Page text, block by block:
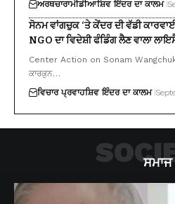
ਅਰਥਚਾਰਾਮੀਡੀਆਸ਼ਿਵ ਇੰਦਰ ਦਾ ਕਾਲਮ
ਸੋਨਮ ਵਾਂਗਚੁਕ ‘ਤੇ ਕੇਂਦਰ ਦੀ ਵੱਡੀ
NGO ਦਾ ਵਿਦੇਸ਼ੀ ਫੰਡਿੰਗ ਲੈਣ ਵਾਲਾ
Center Action on Sonam
ਕਾਰਕੁਨ…
ਵਿਚਾਰ ਪ੍ਰਵਾਹਸ਼ਿਵ ਇੰਦਰ ਦਾ ਕਾਲਮ
ਸਮਾਜ